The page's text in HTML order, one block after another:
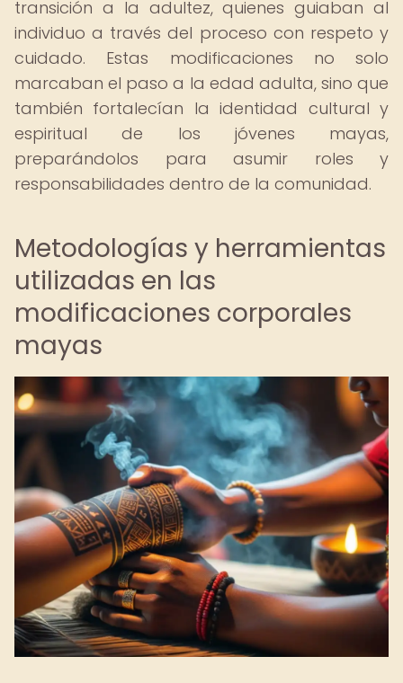
transición a la adultez, quienes guiaban al
individuo a través del proceso con respeto y
cuidado. Estas modificaciones no solo
marcaban el paso a la edad adulta, sino que
también fortalecían la identidad cultural y
espiritual de los jóvenes mayas,
preparándolos para asumir roles y
responsabilidades dentro de la comunidad.
Metodologías y herramientas
utilizadas en las
modificaciones corporales
mayas